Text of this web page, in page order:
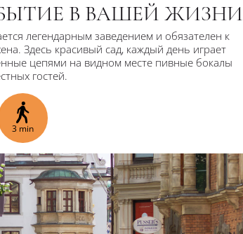
В ВАШЕЙ ЖИЗНИ
легендарным заведением и обязателен к
Здесь красивый сад, каждый день играет
цепями на видном месте пивные бокалы
гостей.
3 min